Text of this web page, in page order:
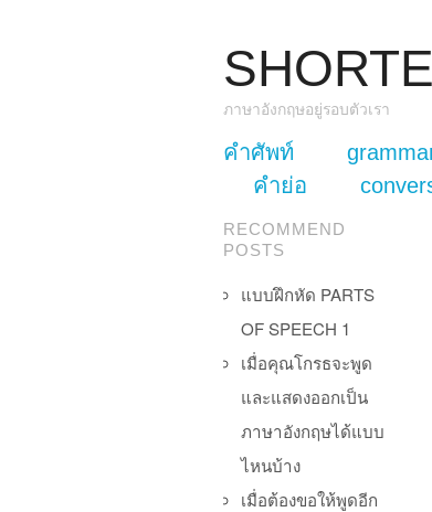
ภาษาอังกฤษอยู่รอบตัวเรา
Main
skip to content
คำศัพท์
คำย่อ
RECOMMEND
POSTS
แบบฝึกหัด PARTS
OF SPEECH 1
เมื่อคุณโกรธจะพูด
และแสดงออกเป็น
ภาษาอังกฤษได้แบบ
ไหนบ้าง
เมื่อต้องขอให้พูดอีก